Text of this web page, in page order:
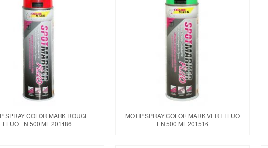
SPRAY COLOR MARK ROUGE
FLUO EN 500 ML 201486
MOTIP SPRAY COLOR MARK VERT FLUO
EN 500 ML 201516